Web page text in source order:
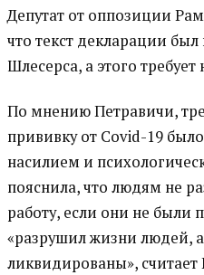
Депутат от оппозиции
что текст декларации
Шлесерса, а этого требует
По мнению Петравичи,
прививку от Covid-19
насилием и
пояснила, что людям не
работу, если они не были
«разрушил жизни людей,
ликвидированы», считает